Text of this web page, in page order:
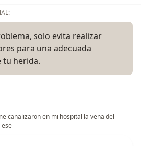
solo evita realizar
para una adecuada
tu herida.
canalizaron en mi hospital la vena del
ese